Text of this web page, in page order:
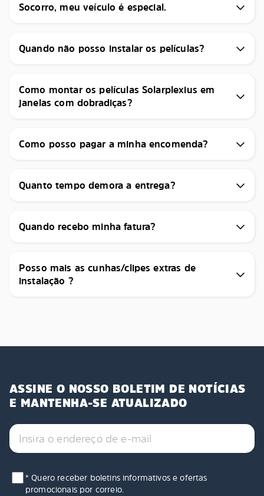
Socorro, meu veículo é especial.
Quando não posso instalar os películas?
Como montar os películas Solarplexius em
janelas com dobradiças?
Como posso pagar a minha encomenda?
Quanto tempo demora a entrega?
Quando recebo minha fatura?
Posso mais as cunhas/clipes extras de
instalação ?
ASSINE O NOSSO BOLETIM DE NOTÍCIAS
E MANTENHA-SE ATUALIZADO
* Quero receber boletins informativos e ofertas
promocionais por correio.